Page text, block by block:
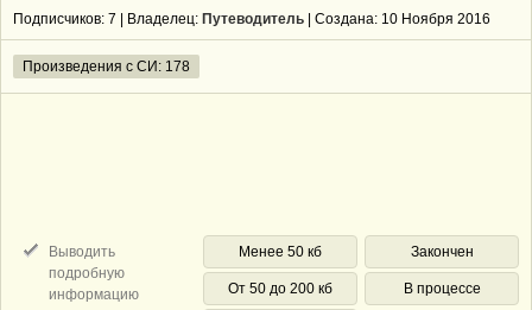
Подписчиков: 7 | Владелец: Путеводитель | Cоздана: 10 Ноября 2016
Произведения с СИ: 178
Выводить
подробную
информацию
Менее 50 кб
От 50 до 200 кб
Закончен
В процессе